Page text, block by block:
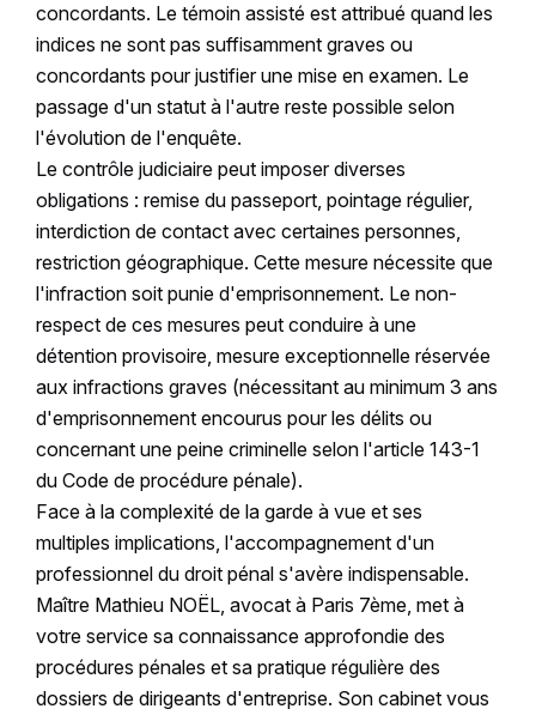
concordants. Le témoin assisté est attribué quand les
indices ne sont pas suffisamment graves ou
concordants pour justifier une mise en examen. Le
passage d'un statut à l'autre reste possible selon
l'évolution de l'enquête.
Le contrôle judiciaire peut imposer diverses
obligations : remise du passeport, pointage régulier,
interdiction de contact avec certaines personnes,
restriction géographique. Cette mesure nécessite que
l'infraction soit punie d'emprisonnement. Le non-
respect de ces mesures peut conduire à une
détention provisoire, mesure exceptionnelle réservée
aux infractions graves (nécessitant au minimum 3 ans
d'emprisonnement encourus pour les délits ou
concernant une peine criminelle selon l'article 143-1
du Code de procédure pénale).
Face à la complexité de la garde à vue et ses
multiples implications, l'accompagnement d'un
professionnel du droit pénal s'avère indispensable.
Maître Mathieu NOËL, avocat à Paris 7ème, met à
votre service sa connaissance approfondie des
procédures pénales et sa pratique régulière des
dossiers de dirigeants d'entreprise. Son cabinet vous